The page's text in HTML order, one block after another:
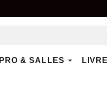
PRO & SALLES